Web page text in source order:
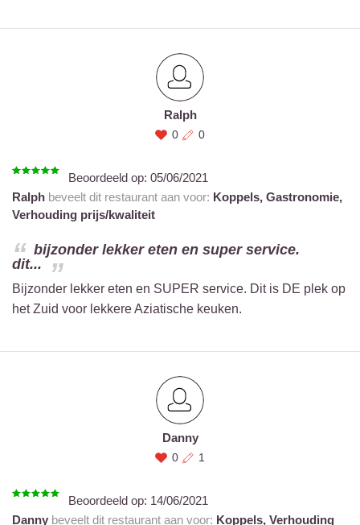
Ralph
0 0
Beoordeeld op: 05/06/2021
Ralph beveelt dit restaurant aan voor: Koppels, Gastronomie,
Verhouding prijs/kwaliteit
bijzonder lekker eten en super service.
dit...
Bijzonder lekker eten en SUPER service. Dit is DE plek op
het Zuid voor lekkere Aziatische keuken.
Danny
0 1
Beoordeeld op: 14/06/2021
Danny beveelt dit restaurant aan voor: Koppels, Verhouding